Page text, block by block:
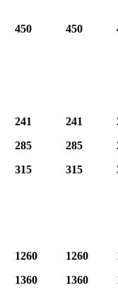
450 450
241
285
315
241
285
315
1260
1360
1260
1360